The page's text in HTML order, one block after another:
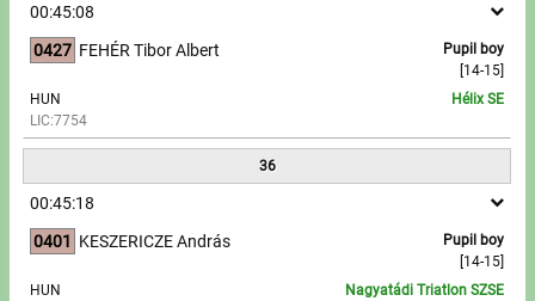
00:45:08
0427
Pupil boy
[14-15]
FEHÉR Tibor Albert
HUN
LIC:7754
Hélix SE
36
00:45:18
0401
Pupil boy
[14-15]
KESZERICZE András
HUN
Nagyatádi Triatlon SZSE